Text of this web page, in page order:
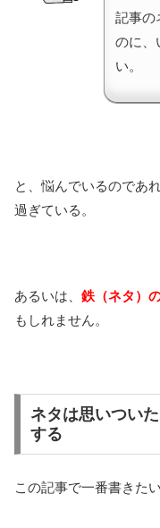
記事の
のに、
い。
と、悩んでいるのであ
過ぎている。
あるいは、 鉄（ネタ）
もしれません。
ネタは思いつい
する
この記事で一番書きた